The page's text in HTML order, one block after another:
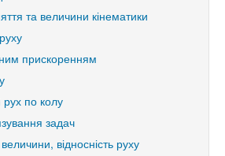
та величини кінематики
прискоренням
рух по колу
задач
відносність руху